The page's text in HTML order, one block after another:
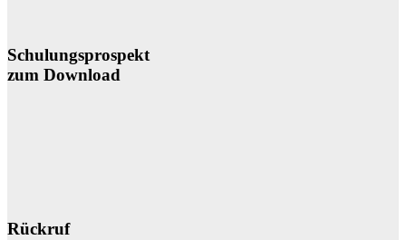
Schulungsprospekt
zum Download
Rückruf